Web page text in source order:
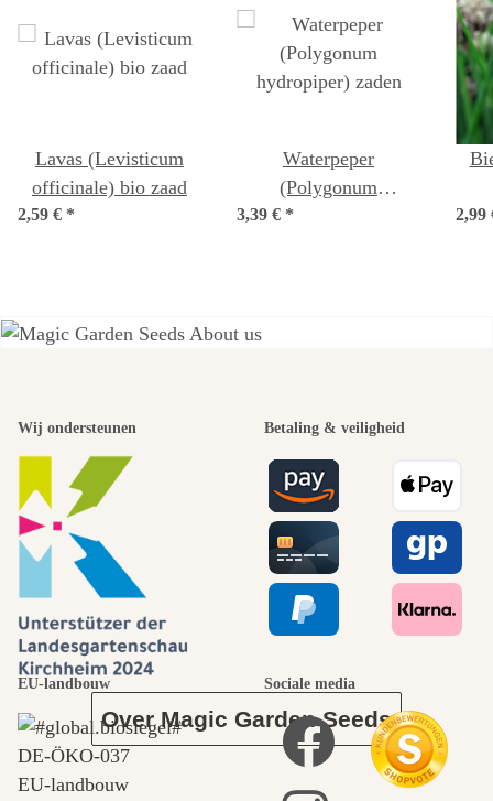
Lavas (Levisticum
officinale) bio zaad
2,59 € *
Waterpeper
(Polygonum
hydropiper) zaden
3,39 € * 2,99
mooiste paden
naar onszelf
leidt door de
tuin.
Over Magic Garden Seeds
Wij ondersteunen Betaling & veiligheid
EU-landbouw
DE‑ÖKO‑037
EU-landbouw
Sociale media